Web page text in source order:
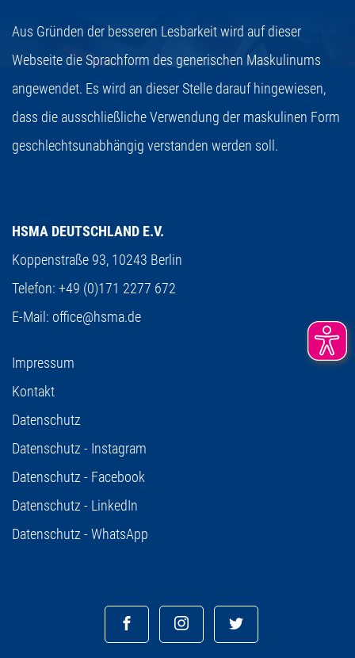
Aus Gründen der besseren Lesbarkeit wird auf dieser
Webseite die Sprachform des generischen Maskulinums
angewendet. Es wird an dieser Stelle darauf hingewiesen,
dass die ausschließliche Verwendung der maskulinen Form
geschlechtsunabhängig verstanden werden soll.
HSMA DEUTSCHLAND E.V.
Koppenstraße 93, 10243 Berlin
Telefon: +49 (0)171 2277 672
E-Mail: office@hsma.de
Impressum
Kontakt
Datenschutz
Datenschutz - Instagram
Datenschutz - Facebook
Datenschutz - LinkedIn
Datenschutz - WhatsApp